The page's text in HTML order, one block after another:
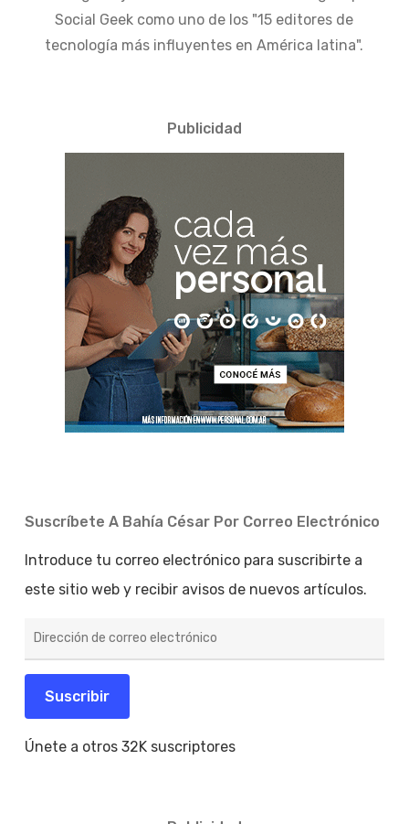
Social Geek como uno de los "15 editores de
tecnología más influyentes en América latina".
Publicidad
Suscríbete A Bahía César Por Correo Electrónico
Introduce tu correo electrónico para suscribirte a
este sitio web y recibir avisos de nuevos artículos.
de
electrónico
Suscribir
Únete a otros 32K suscriptores